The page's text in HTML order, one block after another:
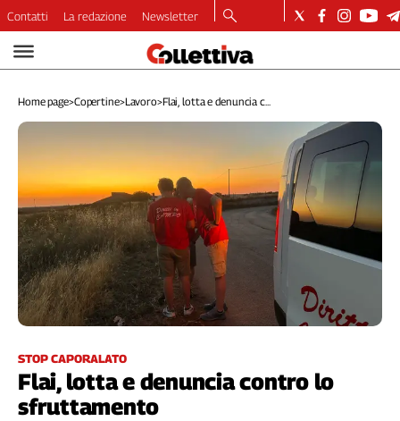
Video
Dirette
Longform
Economia
Lavoro
Ambiente
Diritti
Welfare
Italia
Internazionale
Categorie
Filcams
Contatti La redazione Newsletter
Home page>Copertine>Lavoro>Flai, lotta e denuncia c...
STOP CAPORALATO
Flai, lotta e denuncia contro lo
sfruttamento